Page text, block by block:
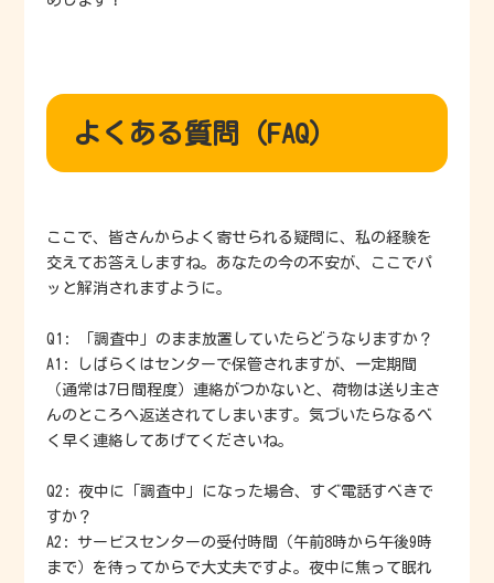
よくある質問（FAQ）
ここで、皆さんからよく寄せられる疑問に、私の経験を
交えてお答えしますね。あなたの今の不安が、ここでパ
ッと解消されますように。
Q1: 「調査中」のまま放置していたらどうなりますか？
A1: しばらくはセンターで保管されますが、一定期間
（通常は7日間程度）連絡がつかないと、荷物は送り主さ
んのところへ返送されてしまいます。気づいたらなるべ
く早く連絡してあげてくださいね。
Q2: 夜中に「調査中」になった場合、すぐ電話すべきで
すか？
A2: サービスセンターの受付時間（午前8時から午後9時
まで）を待ってからで大丈夫ですよ。夜中に焦って眠れ